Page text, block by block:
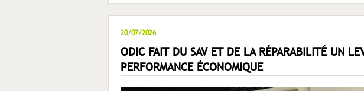
20/07/2026
ODIC FAIT DU SAV ET DE LA RÉPARABILITÉ UN
PERFORMANCE ÉCONOMIQUE